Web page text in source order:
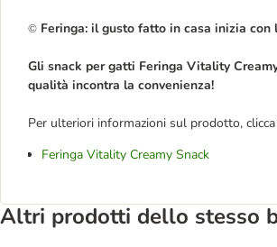
© Feringa: il gusto fatto in casa inizia con
Gli snack per gatti Feringa Vitality
qualità incontra la convenienza!
Per ulteriori informazioni sul prodotto,
Feringa Vitality Creamy Snack
Altri prodotti dello stesso